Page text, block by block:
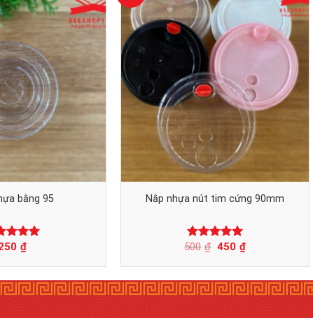
bằng 95
xếp
₫
Nắp nhựa nút tim cứng 90mm
Được xếp
sao
500 ₫ 450 ₫